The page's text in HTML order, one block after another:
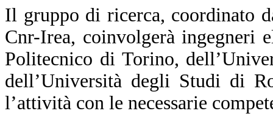
Il gruppo di ricerca, coordinato
Cnr-Irea, coinvolgerà ingegneri
Politecnico di Torino,
dell’Università degli Studi di
l’attività con le necessarie